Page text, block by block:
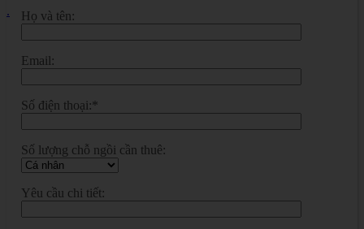
. Họ và tên:
Email:
Số điện thoại:*
Số lượng chỗ ngồi cần thuê:
Yêu cầu chi tiết: